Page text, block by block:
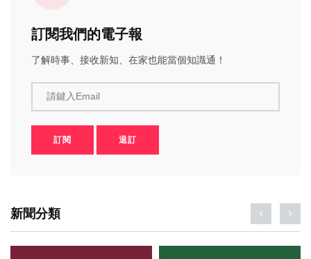
訂閱我們的電子報
了解時事、接收新知、在家也能當個知識通！
請鍵入Email
訂閱 退訂
新聞分類